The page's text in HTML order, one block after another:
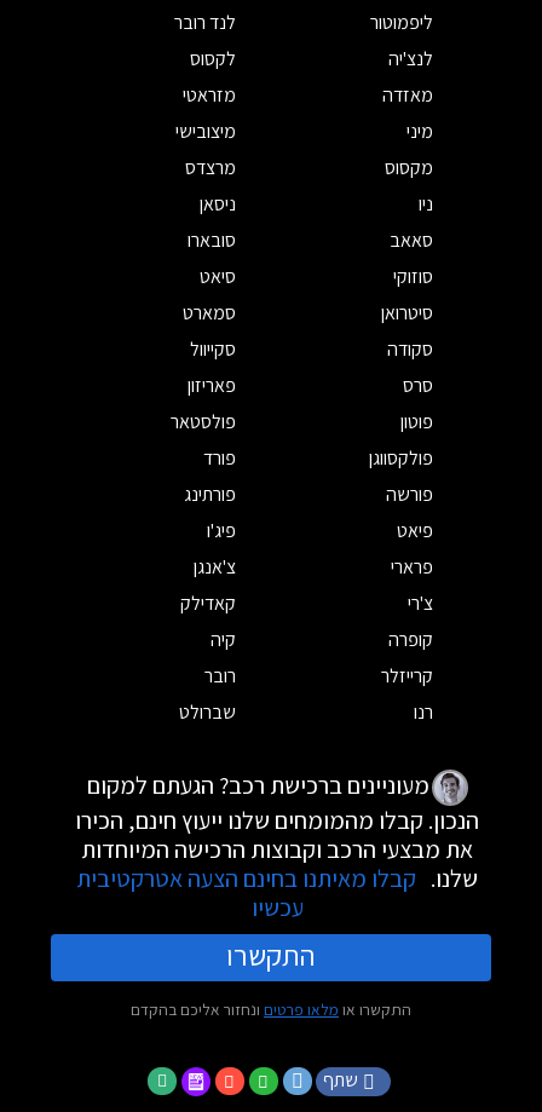
ליפמוטור
לנד רובר
לנצ'יה
לקסוס
מאזדה
מזראטי
מיני
מיצובישי
מקסוס
מרצדס
ניו
ניסאן
סאאב
סובארו
סוזוקי
סיאט
סיטרואן
סמארט
סקודה
סקייוול
סרס
פאריזון
פוטון
פולסטאר
פולקסווגן
פורד
פורשה
פורתינג
פיאט
פיג'ו
פרארי
צ'אנגן
צ'רי
קאדילק
קופרה
קיה
קרייזלר
רובר
רנו
שברולט
מעוניינים ברכישת רכב? הגעתם למקום
הנכון. קבלו מהמומחים שלנו ייעוץ חינם, הכירו
את מבצעי הרכב וקבוצות הרכישה המיוחדות
שלנו. קבלו מאיתנו בחינם הצעה אטרקטיבית
עכשיו
התקשרו
התקשרו או מלאו פרטים ונחזור אליכם בהקדם
שתף